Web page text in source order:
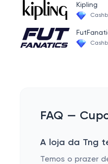
Kipling
FAQ —
A loja da Tng
Temos o prazer